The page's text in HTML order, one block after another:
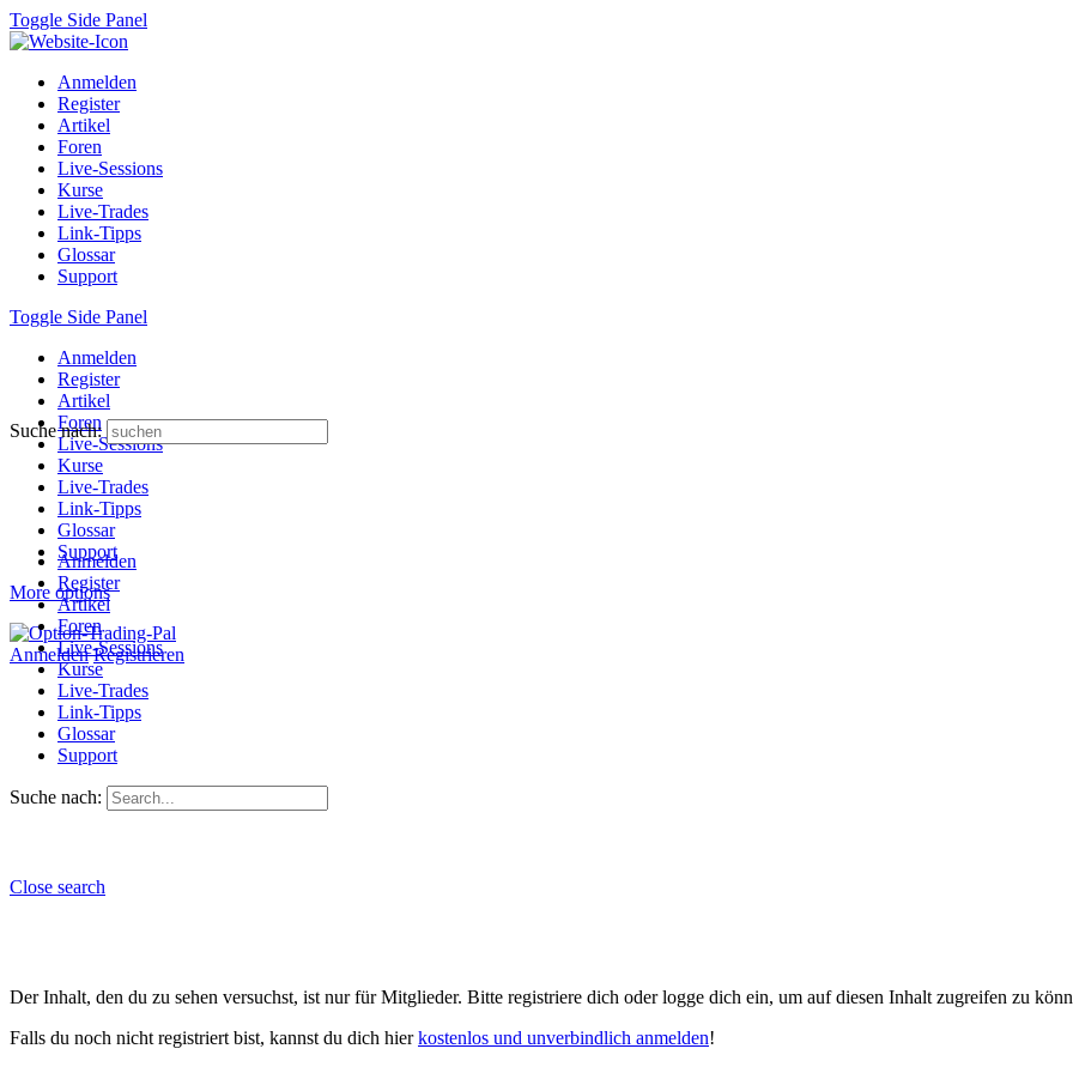
Toggle Side Panel
Anmelden
Register
Artikel
Foren
Live-Sessions
Kurse
Live-Trades
Link-Tipps
Glossar
Support
Toggle Side Panel
Anmelden
Register
Artikel
Foren
Live-Sessions
Kurse
Live-Trades
Link-Tipps
Glossar
Support
More options
Anmelden Registrieren
Suche nach:
Anmelden
Register
Artikel
Foren
Live-Sessions
Kurse
Live-Trades
Link-Tipps
Glossar
Support
Suche nach:
Close search
Der Inhalt, den du zu sehen versuchst, ist nur für Mitglieder. Bitte registriere dich oder logge dich ein, um auf diesen Inhalt zugreifen zu
Falls du noch nicht registriert bist, kannst du dich hierkostenlos und unverbindlich anmelden!